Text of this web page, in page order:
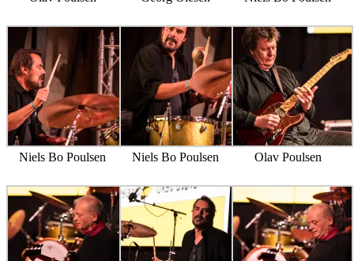
Niels Bo Poulsen Niels Bo Poulsen Olav Poulsen